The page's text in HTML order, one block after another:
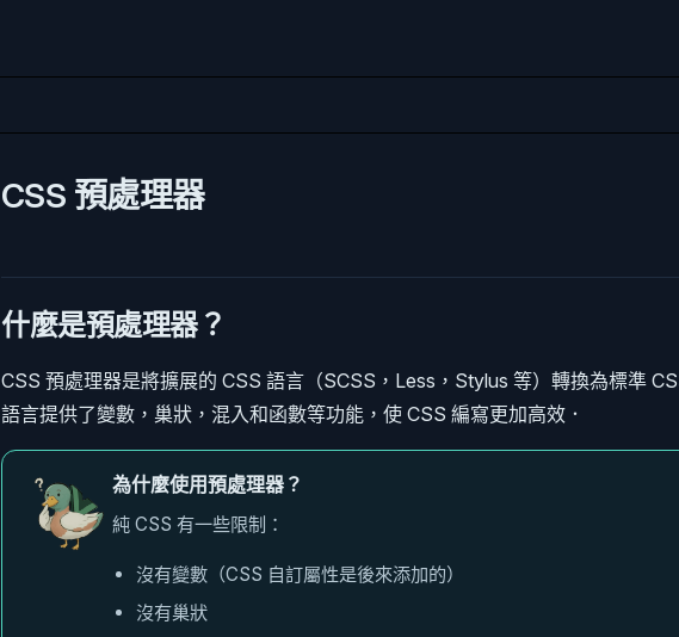
CSS 預處理器
什麼是預處理器？
CSS 預處理器是將擴展的 CSS 語言（SCSS，Less，Stylus 等）轉換為標準
語言提供了變數，巢狀，混入和函數等功能，使 CSS 編寫更加高效．
為什麼使用預處理器？
純 CSS 有一些限制：
沒有變數（CSS 自訂屬性是後來添加的）
沒有巢狀